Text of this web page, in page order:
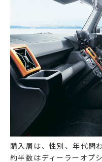
購入層は、性別、年代問
約半数はディーラーオプ